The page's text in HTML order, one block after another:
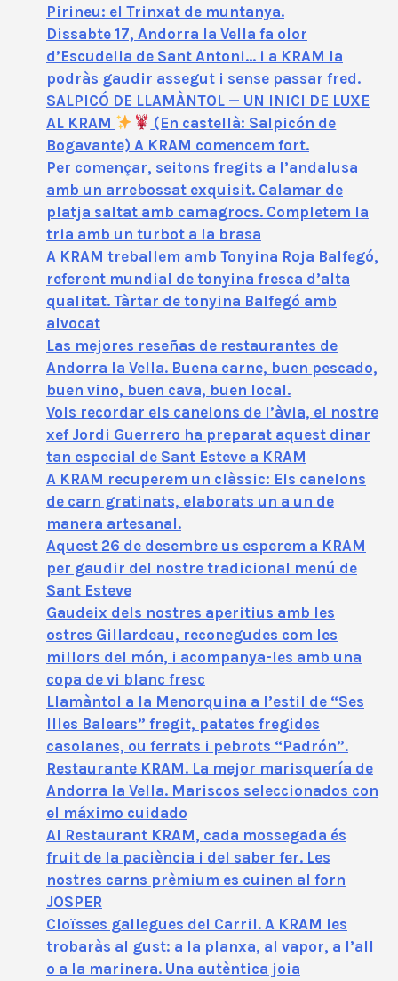
Pirineu: el Trinxat de muntanya.
Dissabte 17, Andorra la Vella fa olor
d’Escudella de Sant Antoni… i a KRAM la
podràs gaudir assegut i sense passar fred.
SALPICÓ DE LLAMÀNTOL — UN INICI DE LUXE
AL KRAM
(En castellà: Salpicón de
Bogavante) A KRAM comencem fort.
Per començar, seitons fregits a l’andalusa
amb un arrebossat exquisit. Calamar de
platja saltat amb camagrocs. Completem la
tria amb un turbot a la brasa
A KRAM treballem amb Tonyina Roja Balfegó,
referent mundial de tonyina fresca d’alta
qualitat. Tàrtar de tonyina Balfegó amb
alvocat
Las mejores reseñas de restaurantes de
Andorra la Vella. Buena carne, buen pescado,
buen vino, buen cava, buen local.
Vols recordar els canelons de l’àvia, el nostre
xef Jordi Guerrero ha preparat aquest dinar
tan especial de Sant Esteve a KRAM
A KRAM recuperem un clàssic: Els canelons
de carn gratinats, elaborats un a un de
manera artesanal.
Aquest 26 de desembre us esperem a KRAM
per gaudir del nostre tradicional menú de
Sant Esteve
Gaudeix dels nostres aperitius amb les
ostres Gillardeau, reconegudes com les
millors del món, i acompanya-les amb una
copa de vi blanc fresc
Llamàntol a la Menorquina a l’estil de “Ses
Illes Balears” fregit, patates fregides
casolanes, ou ferrats i pebrots “Padrón”.
Restaurante KRAM. La mejor marisquería de
Andorra la Vella. Mariscos seleccionados con
el máximo cuidado
Al Restaurant KRAM, cada mossegada és
fruit de la paciència i del saber fer. Les
nostres carns prèmium es cuinen al forn
JOSPER
Cloïsses gallegues del Carril. A KRAM les
trobaràs al gust: a la planxa, al vapor, a l’all
o a la marinera. Una autèntica joia